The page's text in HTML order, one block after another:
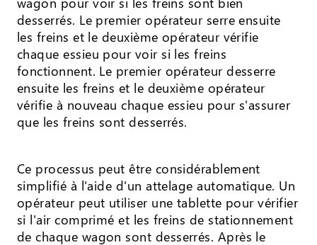
desserrés. Le premier opérateur serre ensuite
les freins et le deuxième opérateur vérifie
chaque essieu pour voir si les freins
fonctionnent. Le premier opérateur desserre
ensuite les freins et le deuxième opérateur
vérifie à nouveau chaque essieu pour s'assurer
que les freins sont desserrés.
Ce processus peut être considérablement
simplifié à l'aide d'un attelage automatique. Un
opérateur peut utiliser une tablette pour vérifier
si l'air comprimé et les freins de stationnement
de chaque wagon sont desserrés. Après le